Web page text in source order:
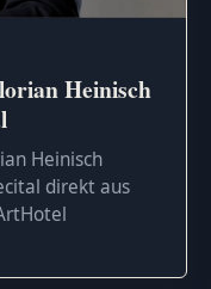
Heinisch
Heinisch
direkt aus